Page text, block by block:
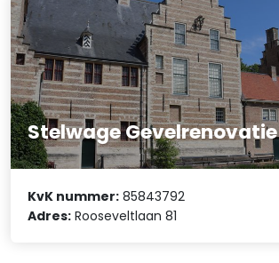
Stelwage Gevelrenovatie
KvK nummer: 85843792
Adres: Rooseveltlaan 81